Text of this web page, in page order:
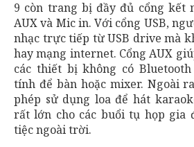
9 còn trang bị đầy đủ cổng kết
AUX và Mic in. Với cổng USB,
nhạc trực tiếp từ USB drive mà
hay mạng internet. Cổng AUX
các thiết bị không có
tính để bàn hoặc mixer. Ngoài
phép sử dụng loa để hát
rất lớn cho các buổi tụ họp gia
tiệc ngoài trời.